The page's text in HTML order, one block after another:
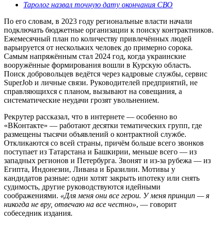
Таролог назвал точную дату окончания СВО
По его словам, в 2023 году региональные власти начали
подключать бюджетные организации к поиску контрактников.
Ежемесячный план по количеству привлечённых людей
варьируется от нескольких человек до примерно сорока.
Самым напряжённым стал 2024 год, когда украинские
вооружённые формирования вошли в Курскую область.
Поиск добровольцев ведётся через кадровые службы, сервис
SuperJob и личные связи. Руководителей предприятий, не
справляющихся с планом, вызывают на совещания, а
систематические неудачи грозят увольнением.
Рекрутер рассказал, что в интернете — особенно во
«ВКонтакте» — работают десятки тематических групп, где
размещены тысячи объявлений о контрактной службе.
Откликаются со всей страны, причём больше всего звонков
поступает из Татарстана и Башкирии, меньше всего — из
западных регионов и Петербурга. Звонят и из-за рубежа — из
Египта, Индонезии, Ливана и Бразилии. Мотивы у
кандидатов разные: одни хотят закрыть ипотеку или снять
судимость, другие руководствуются идейными
соображениями. «Для меня они все герои. У меня принцип — я
никогда не вру, отвечаю на все честно», — говорит
собеседник издания.